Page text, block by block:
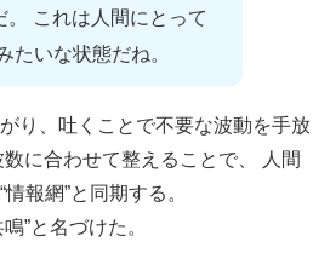
。 これは人間にとって
たいな状態だね。
り、吐くことで不要な波動を手放
に合わせて整えることで、 人間
報網”と同期する。
”と名づけた。